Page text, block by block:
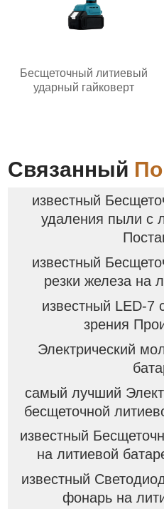
Бесщеточный литиевый
ударный гайковерт
Связанный
известный
удаления пыли с
известный
резки железа на
известный LED-
зрения
Электрический
самый лучший
бесщеточной
известный
на литиевой
известный
фонарь на